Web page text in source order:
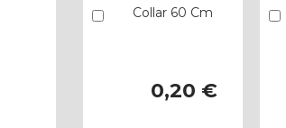
Collar 60 Cm
0,20 €
Añadir